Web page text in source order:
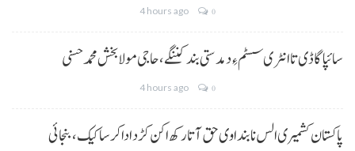
4 hours ago 0
سائپا گاڈی تا انٹری سسٹم ءِ دمدستی بند کننگے، حاجی مولا بخش محمد حسنی
4 hours ago 0
پاکستان کشمیری الس نا بنداوی حق آتا رکھ اکن کڑد ادا کرسا کیک ،بنجائی